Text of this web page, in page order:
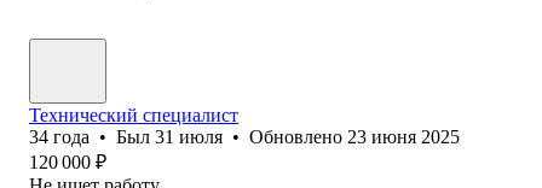
Технический специалист
34 года • Был 31 июля • Обновлено 23 июня 2025
120 000 ₽